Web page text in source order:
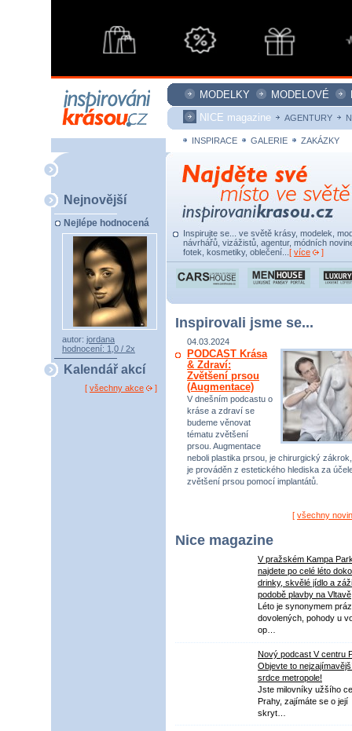
MODELKY MODELOVÉ
NICE magazine
AGENTURY
INSPIRACE GALERIE ZAKÁZKY
Nejnovější
Nejlépe hodnocená
autor: jordana
hodnocení: 1,0 / 2x
Kalendář akcí
[ všechny akce ]
Inspirujte se... ve světě krásy, modelek,
návrhářů, vizážistů, agentur, módních
fotek, kosmetiky, oblečení... [ více ]
Inspirovali jsme se...
04.03.2024
PODCAST Krása
& Zdraví:
Zvětšení prsou
(Augmentace)
V dnešním podcastu o
kráse a zdraví se
budeme věnovat
tématu zvětšení
prsou. Augmentace
neboli plastika prsou, je chirurgický
je prováděn z estetického hlediska za
zvětšení prsou pomocí implantátů.
[ všechny
Nice magazine
V pražském Kampa
najdete po celé léto
drinky, skvělé jídlo a
podobě plavby na Vltavě
Léto je synonymem
dovolených, pohody u
op…
Nový podcast V centru
Objevte to
srdce metropole!
Jste milovníky užšího
Prahy, zajímáte se o její
skryt…